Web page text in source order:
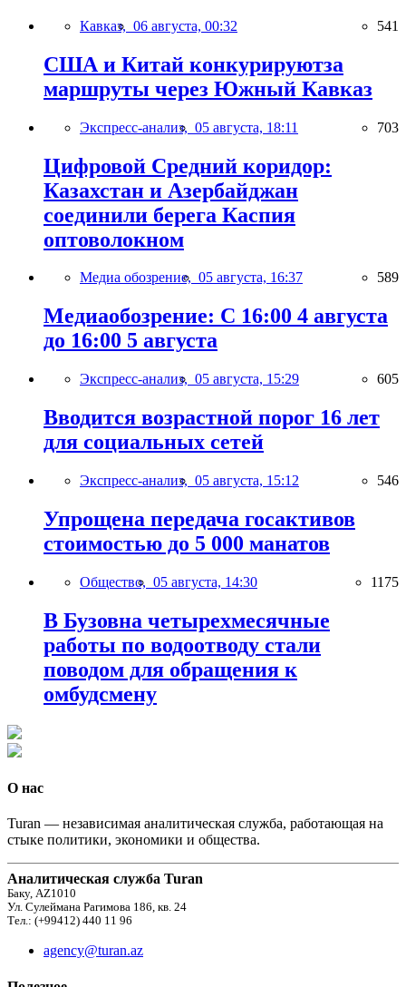
Кавказ, 06 августа, 00:32 541
США и Китай конкурируютза
маршруты через Южный Кавказ
Экспресс-анализ, 05 августа, 18:11 703
Цифровой Средний коридор:
Казахстан и Азербайджан
соединили берега Каспия
оптоволокном
Медиа обозрение, 05 августа, 16:37 589
Медиаобозрение: С 16:00 4 августа
до 16:00 5 августа
Экспресс-анализ, 05 августа, 15:29 605
Вводится возрастной порог 16 лет
для социальных сетей
Экспресс-анализ, 05 августа, 15:12 546
Упрощена передача госактивов
стоимостью до 5 000 манатов
Общество, 05 августа, 14:30 1175
В Бузовна четырехмесячные
работы по водоотводу стали
поводом для обращения к
омбудсмену
О нас
Turan — независимая аналитическая служба, работающая на
стыке политики, экономики и общества.
Аналитическая служба Turan
Баку, AZ1010
Ул. Сулеймана Рагимова 186, кв. 24
Тел.: (+99412) 440 11 96
agency@turan.az